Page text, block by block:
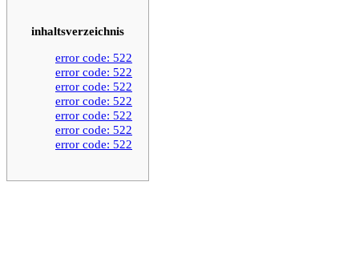
inhaltsverzeichnis
error code: 522
error code: 522
error code: 522
error code: 522
error code: 522
error code: 522
error code: 522